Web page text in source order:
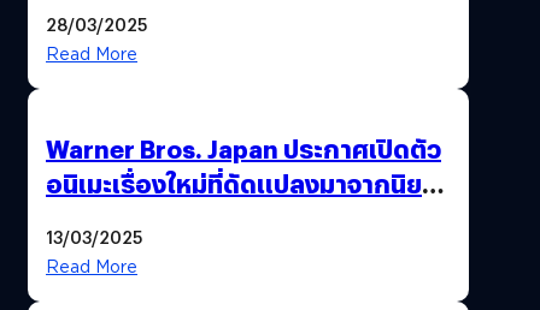
28/03/2025
Read More
Warner Bros. Japan ประกาศเปิดตัว
อนิเมะเรื่องใหม่ที่ดัดแปลงมาจากนิยาย
13/03/2025
Read More